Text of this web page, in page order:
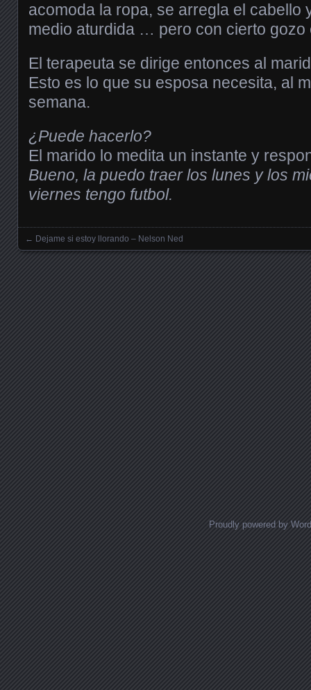
acomoda la ropa, se arregla el cabello
medio aturdida … pero con cierto
El terapeuta se dirige entonces al
Esto es lo que su esposa necesita, al
semana.
¿Puede hacerlo?
El marido lo medita un instante y
Bueno, la puedo traer los lunes y los
viernes tengo futbol.
Posts navigation
← Dejame si estoy llorando – Nelson Ned
Proudly powered by